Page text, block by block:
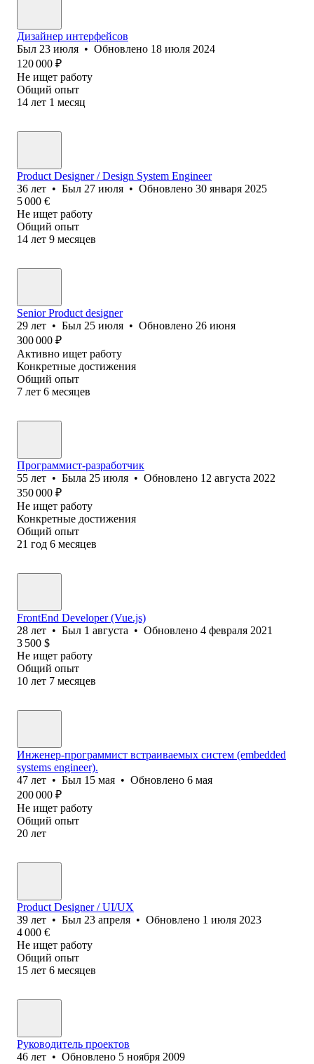
Дизайнер интерфейсов
Был 23 июля • Обновлено 18 июля 2024
120 000 ₽
Не ищет работу
Общий опыт
14 лет 1 месяц
Product Designer / Design System Engineer
36 лет • Был 27 июля • Обновлено 30 января 2025
5 000 €
Не ищет работу
Общий опыт
14 лет 9 месяцев
Senior Product designer
29 лет • Был 25 июля • Обновлено 26 июня
300 000 ₽
Активно ищет работу
Конкретные достижения
Общий опыт
7 лет 6 месяцев
Программист-разработчик
55 лет • Была 25 июля • Обновлено 12 августа 2022
350 000 ₽
Не ищет работу
Конкретные достижения
Общий опыт
21 год 6 месяцев
FrontEnd Developer (Vue.js)
28 лет • Был 1 августа • Обновлено 4 февраля 2021
3 500 $
Не ищет работу
Общий опыт
10 лет 7 месяцев
Инженер-программист встраиваемых систем (embedded
systems engineer).
47 лет • Был 15 мая • Обновлено 6 мая
200 000 ₽
Не ищет работу
Общий опыт
20 лет
Product Designer / UI/UX
39 лет • Был 23 апреля • Обновлено 1 июля 2023
4 000 €
Не ищет работу
Общий опыт
15 лет 6 месяцев
Руководитель проектов
46 лет • Обновлено 5 ноября 2009